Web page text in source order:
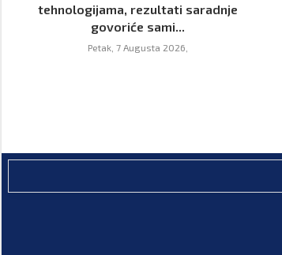
tehnologijama, rezultati saradnje
govoriće sami...
Petak, 7 Augusta 2026,